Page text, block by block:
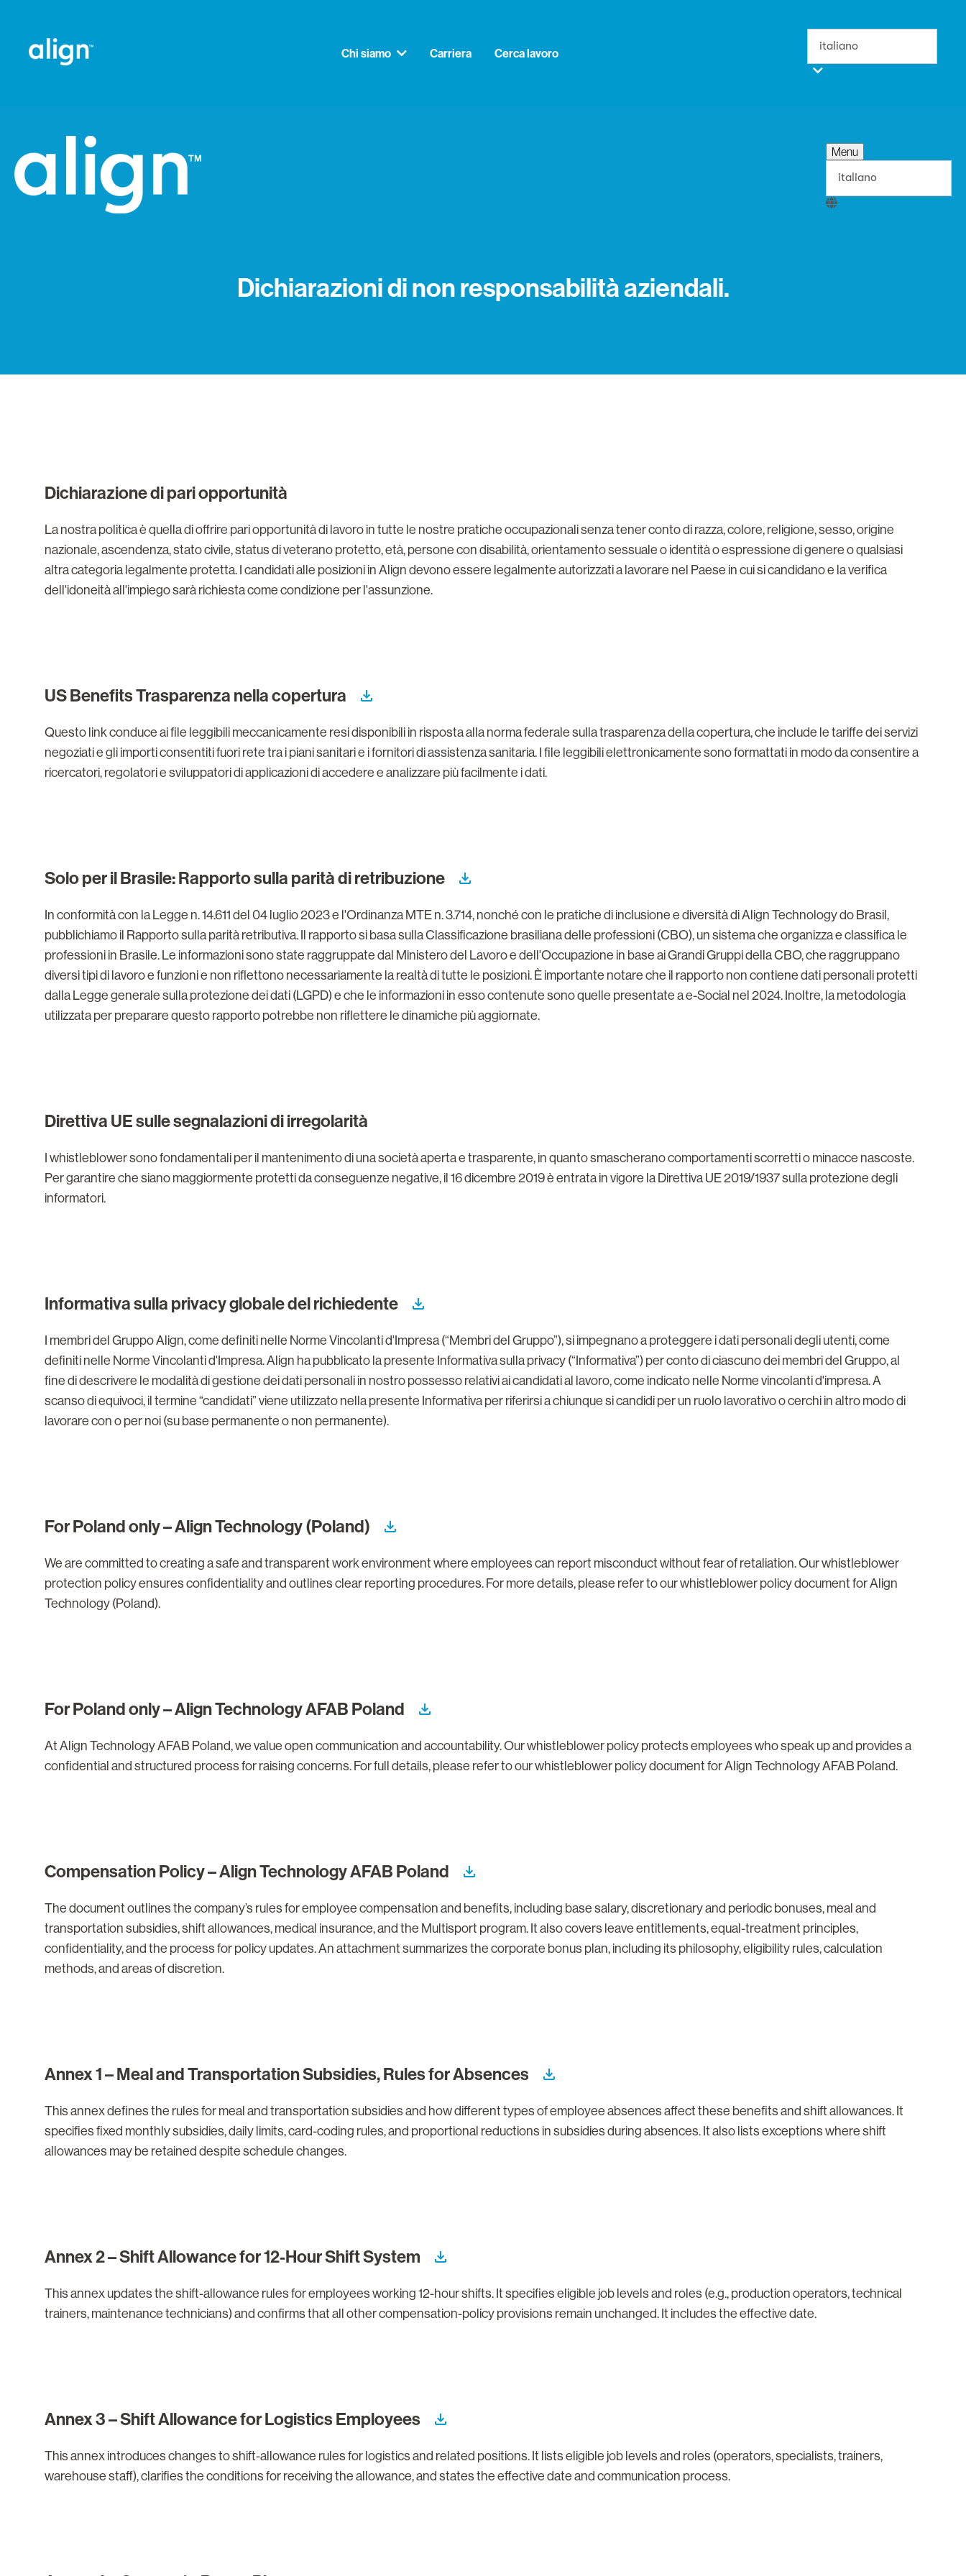
Chi siamo Carriera Cerca lavoro
Menu
Dichiarazioni di non responsabilità aziendali.
Dichiarazione di pari opportunità
La nostra politica è quella di offrire pari opportunità di lavoro in tutte le nostre pratiche occupazionali senza tener conto di razza, colore, religione, sesso, origine
nazionale, ascendenza, stato civile, status di veterano protetto, età, persone con disabilità, orientamento sessuale o identità o espressione di genere o qualsiasi
altra categoria legalmente protetta. I candidati alle posizioni in Align devono essere legalmente autorizzati a lavorare nel Paese in cui si candidano e la verifica
dell'idoneità all'impiego sarà richiesta come condizione per l'assunzione.
US Benefits Trasparenza nella copertura
Questo link conduce ai file leggibili meccanicamente resi disponibili in risposta alla norma federale sulla trasparenza della copertura, che include le tariffe dei servizi
negoziati e gli importi consentiti fuori rete tra i piani sanitari e i fornitori di assistenza sanitaria. I file leggibili elettronicamente sono formattati in modo da consentire a
ricercatori, regolatori e sviluppatori di applicazioni di accedere e analizzare più facilmente i dati.
Solo per il Brasile: Rapporto sulla parità di retribuzione
In conformità con la Legge n. 14.611 del 04 luglio 2023 e l'Ordinanza MTE n. 3.714, nonché con le pratiche di inclusione e diversità di Align Technology do Brasil,
pubblichiamo il Rapporto sulla parità retributiva. Il rapporto si basa sulla Classificazione brasiliana delle professioni (CBO), un sistema che organizza e classifica le
professioni in Brasile. Le informazioni sono state raggruppate dal Ministero del Lavoro e dell'Occupazione in base ai Grandi Gruppi della CBO, che raggruppano
diversi tipi di lavoro e funzioni e non riflettono necessariamente la realtà di tutte le posizioni. È importante notare che il rapporto non contiene dati personali protetti
dalla Legge generale sulla protezione dei dati (LGPD) e che le informazioni in esso contenute sono quelle presentate a e-Social nel 2024. Inoltre, la metodologia
utilizzata per preparare questo rapporto potrebbe non riflettere le dinamiche più aggiornate.
Direttiva UE sulle segnalazioni di irregolarità
I whistleblower sono fondamentali per il mantenimento di una società aperta e trasparente, in quanto smascherano comportamenti scorretti o minacce nascoste.
Per garantire che siano maggiormente protetti da conseguenze negative, il 16 dicembre 2019 è entrata in vigore la Direttiva UE 2019/1937 sulla protezione degli
informatori.
Informativa sulla privacy globale del richiedente
I membri del Gruppo Align, come definiti nelle Norme Vincolanti d'Impresa (“Membri del Gruppo”), si impegnano a proteggere i dati personali degli utenti, come
definiti nelle Norme Vincolanti d'Impresa. Align ha pubblicato la presente Informativa sulla privacy (“Informativa”) per conto di ciascuno dei membri del Gruppo, al
fine di descrivere le modalità di gestione dei dati personali in nostro possesso relativi ai candidati al lavoro, come indicato nelle Norme vincolanti d'impresa. A
scanso di equivoci, il termine “candidati” viene utilizzato nella presente Informativa per riferirsi a chiunque si candidi per un ruolo lavorativo o cerchi in altro modo di
lavorare con o per noi (su base permanente o non permanente).
For Poland only – Align Technology (Poland)
We are committed to creating a safe and transparent work environment where employees can report misconduct without fear of retaliation. Our whistleblower
protection policy ensures confidentiality and outlines clear reporting procedures. For more details, please refer to our whistleblower policy document for Align
Technology (Poland).
For Poland only – Align Technology AFAB Poland
At Align Technology AFAB Poland, we value open communication and accountability. Our whistleblower policy protects employees who speak up and provides a
confidential and structured process for raising concerns. For full details, please refer to our whistleblower policy document for Align Technology AFAB Poland.
Compensation Policy – Align Technology AFAB Poland
The document outlines the company’s rules for employee compensation and benefits, including base salary, discretionary and periodic bonuses, meal and
transportation subsidies, shift allowances, medical insurance, and the Multisport program. It also covers leave entitlements, equal-treatment principles,
confidentiality, and the process for policy updates. An attachment summarizes the corporate bonus plan, including its philosophy, eligibility rules, calculation
methods, and areas of discretion.
Annex 1 – Meal and Transportation Subsidies, Rules for Absences
This annex defines the rules for meal and transportation subsidies and how different types of employee absences affect these benefits and shift allowances. It
specifies fixed monthly subsidies, daily limits, card-coding rules, and proportional reductions in subsidies during absences. It also lists exceptions where shift
allowances may be retained despite schedule changes.
Annex 2 – Shift Allowance for 12-Hour Shift System
This annex updates the shift-allowance rules for employees working 12-hour shifts. It specifies eligible job levels and roles (e.g., production operators, technical
trainers, maintenance technicians) and confirms that all other compensation-policy provisions remain unchanged. It includes the effective date.
Annex 3 – Shift Allowance for Logistics Employees
This annex introduces changes to shift-allowance rules for logistics and related positions. It lists eligible job levels and roles (operators, specialists, trainers,
warehouse staff), clarifies the conditions for receiving the allowance, and states the effective date and communication process.